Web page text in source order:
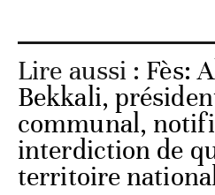
Lire aussi : Fès:
Bekkali,
communal,
interdiction de
territoire